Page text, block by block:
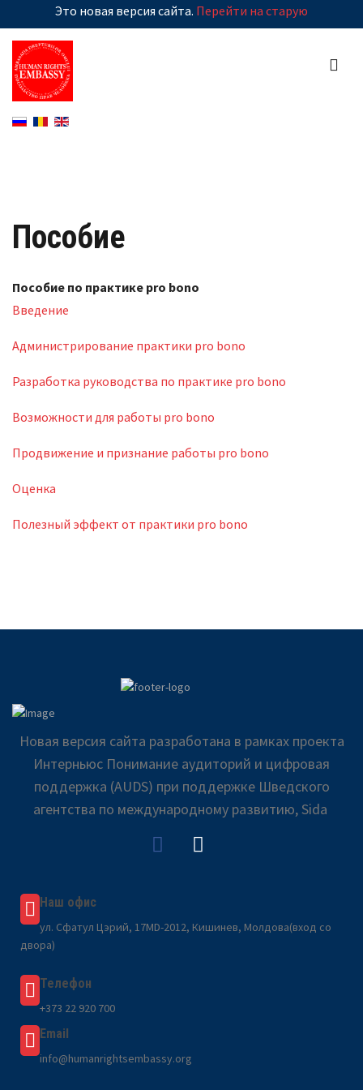
Это новая версия сайта. Перейти на старую
Пособие
Пособие по практике pro bono
Введение
Администрирование практики pro bono
Разработка руководства по практике pro bono
Возможности для работы pro bono
Продвижение и признание работы pro bono
Оценка
Полезный эффект от практики pro bono
Новая версия сайта разработана в рамках проекта
Интерньюс Понимание аудиторий и цифровая
поддержка (AUDS) при поддержке Шведского
агентства по международному развитию, Sida
Наш офис
ул. Сфатул Цэрий, 17MD-2012, Кишинев, Молдова(вход со
двора)
Телефон
+373 22 920 700
Email
info@humanrightsembassy.org